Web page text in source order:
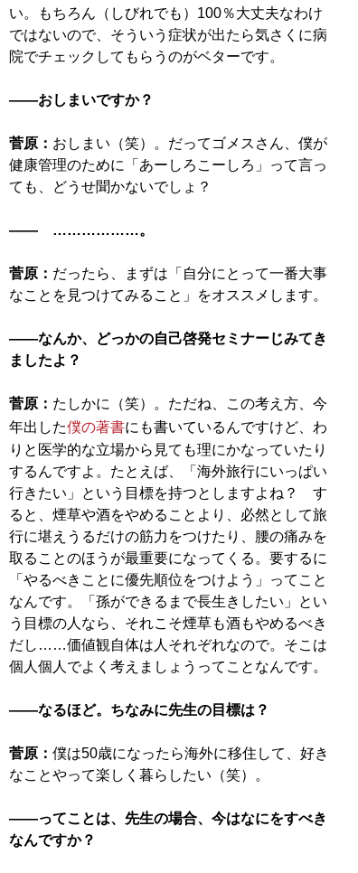
い。もちろん（しびれでも）100％大丈夫なわけ
ではないので、そういう症状が出たら気さくに病
院でチェックしてもらうのがベターです。
――おしまいですか？
菅原： おしまい（笑）。だってゴメスさん、僕が
健康管理のために「あーしろこーしろ」って言っ
ても、どうせ聞かないでしょ？
―― ………………。
菅原： だったら、まずは「自分にとって一番大事
なことを見つけてみること」をオススメします。
――なんか、どっかの自己啓発セミナーじみてき
ましたよ？
菅原： たしかに（笑）。ただね、この考え方、今
年出した僕の著書にも書いているんですけど、わ
りと医学的な立場から見ても理にかなっていたり
するんですよ。たとえば、「海外旅行にいっぱい
行きたい」という目標を持つとしますよね？ す
ると、煙草や酒をやめることより、必然として旅
行に堪えうるだけの筋力をつけたり、腰の痛みを
取ることのほうが最重要になってくる。要するに
「やるべきことに優先順位をつけよう」ってこと
なんです。「孫ができるまで長生きしたい」とい
う目標の人なら、それこそ煙草も酒もやめるべき
だし……価値観自体は人それぞれなので。そこは
個人個人でよく考えましょうってことなんです。
――なるほど。ちなみに先生の目標は？
菅原： 僕は50歳になったら海外に移住して、好き
なことやって楽しく暮らしたい（笑）。
――ってことは、先生の場合、今はなにをすべき
なんですか？